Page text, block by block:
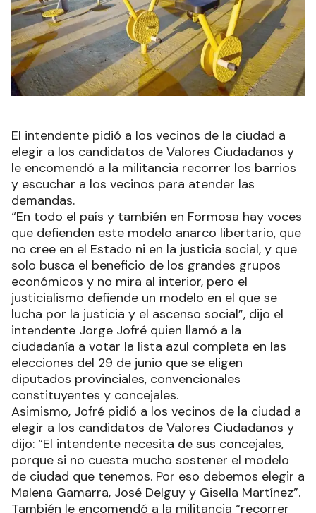
El intendente pidió a los vecinos de la ciudad a
elegir a los candidatos de Valores Ciudadanos y
le encomendó a la militancia recorrer los barrios
y escuchar a los vecinos para atender las
demandas.
“En todo el país y también en Formosa hay voces
que defienden este modelo anarco libertario, que
no cree en el Estado ni en la justicia social, y que
solo busca el beneficio de los grandes grupos
económicos y no mira al interior, pero el
justicialismo defiende un modelo en el que se
lucha por la justicia y el ascenso social”, dijo el
intendente Jorge Jofré quien llamó a la
ciudadanía a votar la lista azul completa en las
elecciones del 29 de junio que se eligen
diputados provinciales, convencionales
constituyentes y concejales.
Asimismo, Jofré pidió a los vecinos de la ciudad a
elegir a los candidatos de Valores Ciudadanos y
dijo: “El intendente necesita de sus concejales,
porque si no cuesta mucho sostener el modelo
de ciudad que tenemos. Por eso debemos elegir a
Malena Gamarra, José Delguy y Gisella Martínez”.
También le encomendó a la militancia “recorrer